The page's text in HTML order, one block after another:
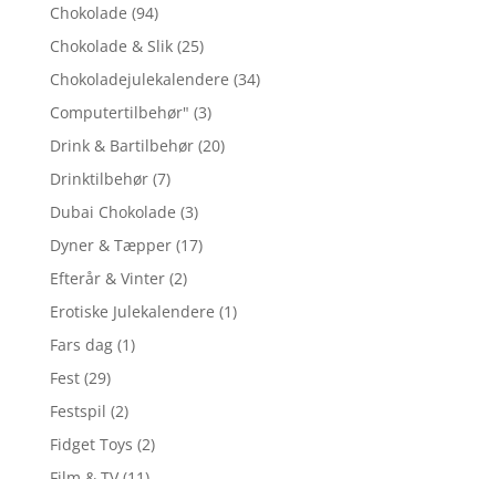
Chokolade (94)
Chokolade & Slik (25)
Chokoladejulekalendere (34)
Computertilbehør" (3)
Drink & Bartilbehør (20)
Drinktilbehør (7)
Dubai Chokolade (3)
Dyner & Tæpper (17)
Efterår & Vinter (2)
Erotiske Julekalendere (1)
Fars dag (1)
Fest (29)
Festspil (2)
Fidget Toys (2)